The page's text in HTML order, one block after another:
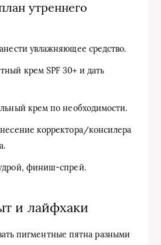
утреннего
увлажняющее средство.
крем SPF 30+ и дать
крем по необходимости.
корректора/консилера
финиш-спрей.
и лайфхаки
пигментные пятна разными